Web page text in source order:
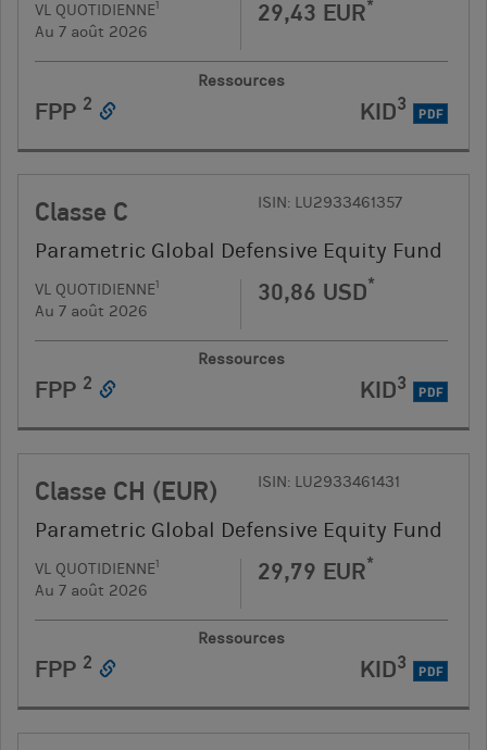
VL QUOTIDIENNE1
Au 7 août 2026
29,43 EUR*
Ressources
FPP 2 KID3 PDF
Classe C ISIN: LU2933461357
Parametric Global Defensive Equity Fund
VL QUOTIDIENNE1
Au 7 août 2026
30,86 USD*
Ressources
FPP 2 KID3 PDF
Classe CH (EUR) ISIN: LU2933461431
Parametric Global Defensive Equity Fund
VL QUOTIDIENNE1
Au 7 août 2026
29,79 EUR*
Ressources
FPP 2 KID3 PDF